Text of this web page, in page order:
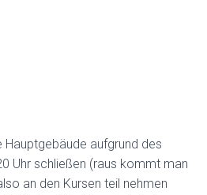
aufgrund des
Uhr schließen (raus kommt man
an den Kursen teil nehmen